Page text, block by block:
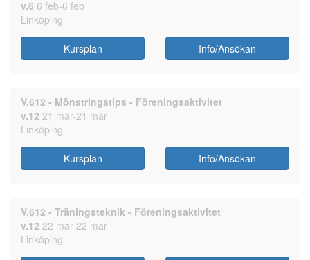
v.6 6 feb-6 feb
Linköping
Kursplan Info/Ansökan
V.612 - Mönstringstips - Föreningsaktivitet
v.12 21 mar-21 mar
Linköping
Kursplan Info/Ansökan
V.612 - Träningsteknik - Föreningsaktivitet
v.12 22 mar-22 mar
Linköping